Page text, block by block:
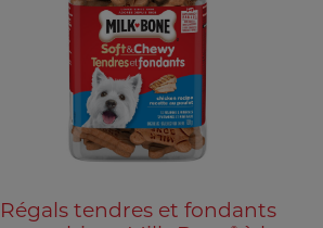
Régals tendres et fondants